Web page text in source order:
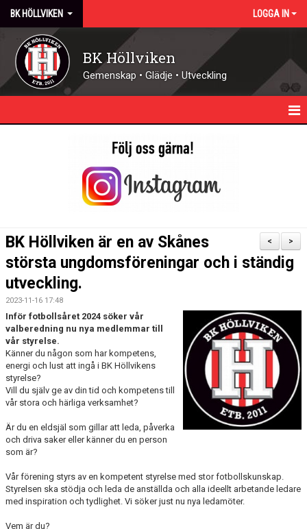
BK HÖLLVIKEN LOGGA IN
BK Höllviken
Gemenskap • Glädje • Utveckling
FÖRENINGEN
DOMARE
BILDGALLERI
DOKUMENT
SPELKLAR - FOLKSAM
FÖR BESÖKARE
WEBSHOP
>
<
BK Höllviken är en av Skånes
största ungdomsföreningar och i ständig
utveckling.
2023-11-16 17:48
Inför fotbollsåret 2024 söker vår
valberedning nu nya medlemmar till
vår styrelse.
Känner du någon som har kompetens,
energi och lust att ingå i BK Höllvikens
styrelse?
Vill du själv ge av din tid och kompetens till
vår stora och härliga verksamhet?
Är du en eldsjäl som gillar att leda, påverka
och driva saker eller känner du en person
som är?
Vår förening styrs av en kompetent styrelse med stor fotbollskunskap.
Styrelsen ska stödja och leda de anställda och alla ideellt arbetande ledare
med inspiration och tydlighet. Vi söker just nu nya ledamöter.
Vem är du?